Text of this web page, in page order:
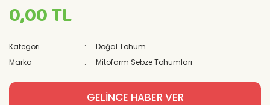
0,00 TL
Kategori
Doğal Tohum
Marka
Mitofarm Sebze Tohumları
GELİNCE HABER VER